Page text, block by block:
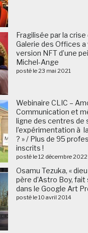
Fragilisée par la crise
Galerie des Offices a
version NFT d’une
Michel-Ange
posté le 23 mai 2021
Webinaire CLIC –
Communication et
ligne des centres de
l’expérimentation à
? » / Plus de 95
inscrits !
posté le 12 décembre 2022
Osamu Tezuka, «
père d’Astro Boy,
dans le Google Art
posté le 10 avril 2014